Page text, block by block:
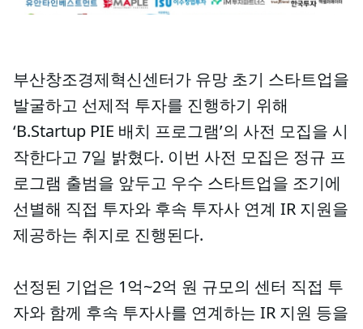
부산창조경제혁신센터가 유망 초기 스타트업을
발굴하고 선제적 투자를 진행하기 위해
‘B.Startup PIE 배치 프로그램’의 사전 모집을 시
작한다고 7일 밝혔다. 이번 사전 모집은 정규 프
로그램 출범을 앞두고 우수 스타트업을 조기에
선별해 직접 투자와 후속 투자사 연계 IR 지원을
제공하는 취지로 진행된다.
선정된 기업은 1억~2억 원 규모의 센터 직접 투
자와 함께 후속 투자사를 연계하는 IR 지원 등을